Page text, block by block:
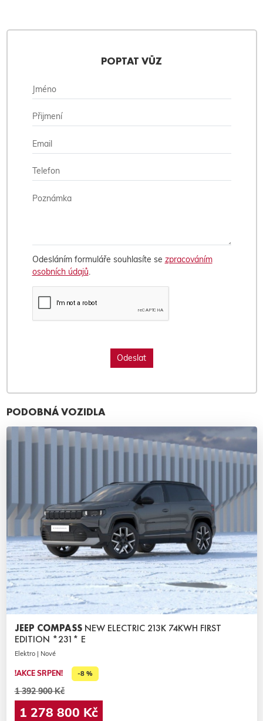
POPTAT VŮZ
Odesláním formuláře souhlasíte se zpracováním
osobních údajů.
PODOBNÁ VOZIDLA
JEEP COMPASS NEW ELECTRIC 213K 74KWH FIRST
EDITION *231* E
Elektro | Nové
!AKCE SRPEN! -8 %
1 392 900 Kč
1 278 800 Kč